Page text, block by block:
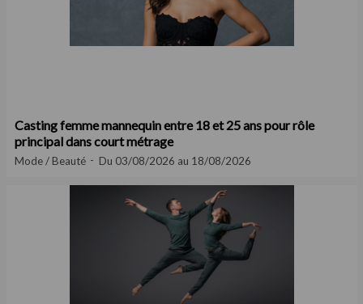
Casting femme mannequin entre 18 et 25 ans pour rôle
principal dans court métrage
Mode / Beauté Du 03/08/2026 au 18/08/2026